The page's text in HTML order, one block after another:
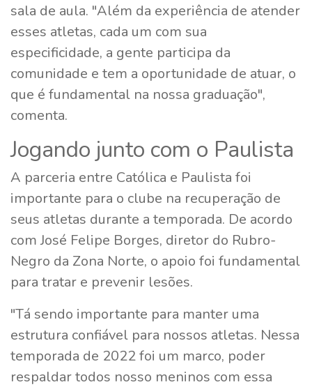
sala de aula. "Além da experiência de atender
esses atletas, cada um com sua
especificidade, a gente participa da
comunidade e tem a oportunidade de atuar, o
que é fundamental na nossa graduação",
comenta.
Jogando junto com o Paulista
A parceria entre Católica e Paulista foi
importante para o clube na recuperação de
seus atletas durante a temporada. De acordo
com José Felipe Borges, diretor do Rubro-
Negro da Zona Norte, o apoio foi fundamental
para tratar e prevenir lesões.
"Tá sendo importante para manter uma
estrutura confiável para nossos atletas. Nessa
temporada de 2022 foi um marco, poder
respaldar todos nosso meninos com essa